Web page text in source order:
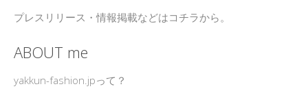
プレスリリース・情報掲載などはコチラから。
ABOUT me
yakkun-fashion.jpって？